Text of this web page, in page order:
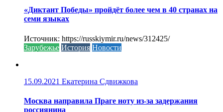
«Диктант Победы» пройдёт более чем в 40 странах на
семи языках
Источник: https://russkiymir.ru/news/312425/
Зарубежье История Новости
15.09.2021 Екатерина Сдвижкова
Москва направила Праге ноту из-за задержания
россиянина